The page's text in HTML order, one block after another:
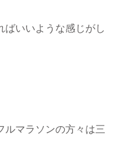
ばいいような感じがし
ルマラソンの方々は三